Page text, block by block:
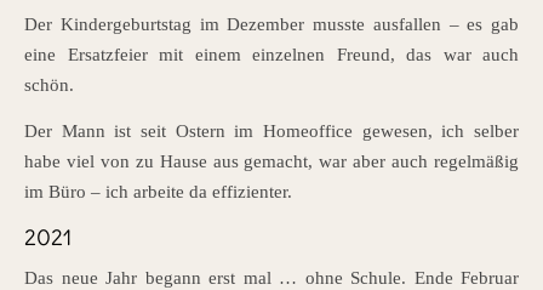
Der Kindergeburtstag im Dezember musste ausfallen – es gab
eine Ersatzfeier mit einem einzelnen Freund, das war auch
schön.
Der Mann ist seit Ostern im Homeoffice gewesen, ich selber
habe viel von zu Hause aus gemacht, war aber auch regelmäßig
im Büro – ich arbeite da effizienter.
2021
Das neue Jahr begann erst mal … ohne Schule. Ende Februar